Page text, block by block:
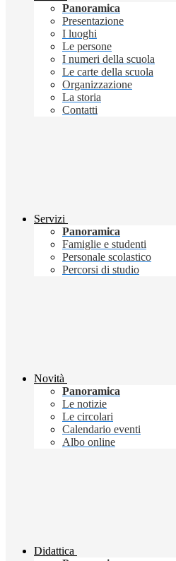
Panoramica
Presentazione
I luoghi
Le persone
I numeri della scuola
Le carte della scuola
Organizzazione
La storia
Contatti
Servizi
Panoramica
Famiglie e studenti
Personale scolastico
Percorsi di studio
Novità
Panoramica
Le notizie
Le circolari
Calendario eventi
Albo online
Didattica